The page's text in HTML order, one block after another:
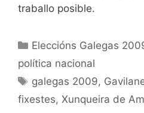
traballo posible.
Categorías
Eleccións Galegas
política nacional
Etiquetas
galegas 2009,
fixestes, Xunqueira de